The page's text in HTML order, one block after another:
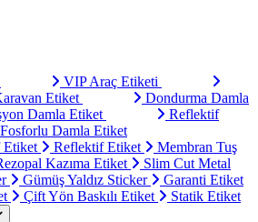
VIP Araç Etiketi
Etiket
Dondurma Damla
Damla Etiket
Reflektif
Fosforlu Damla Etiket
Etiket Reflektif Etiket
Membran Tuş
Kazıma Etiket
Slim Cut Metal
Gümüş Yaldız Sticker
Garanti Etiket
Çift Yön Baskılı Etiket Statik Etiket